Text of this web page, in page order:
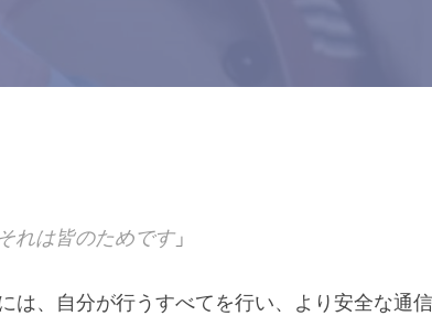
れは皆のためです」
は、自分が行うすべてを行い、より安全な通